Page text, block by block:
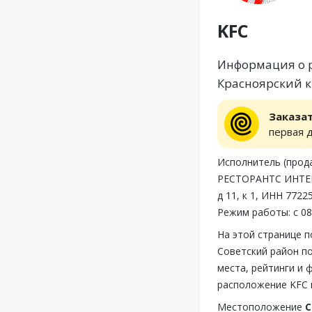
KFC
Информация о
Красноярский
первая
Исполнитель
РЕСТОРАНТС
д 11, к 1, ИНН
Режим работы: с
На этой странице
Советский район
места, рейтинги и
расположение
Местоположение